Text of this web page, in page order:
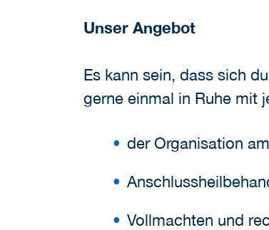
Unser Angebot
Es kann sein, dass sich
gerne einmal in Ruhe mit
der Organisation
Vollmachten und